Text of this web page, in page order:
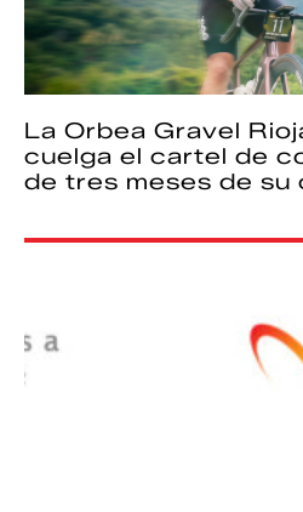
La Orbea Gravel
cuelga el cartel de
de tres meses de su